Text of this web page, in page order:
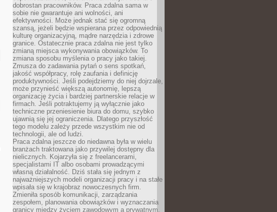
dobrostan pracowników. Praca zdalna sama w
sobie nie gwarantuje ani wolności, ani
efektywności. Może jednak stać się ogromną
szansą, jeżeli będzie wspierana przez odpowiednią
kulturę organizacyjną, mądre narzędzia i zdrowe
granice. Ostatecznie praca zdalna nie jest tylko
zmianą miejsca wykonywania obowiązków. To
zmiana sposobu myślenia o pracy jako takiej.
Zmusza do zadawania pytań o sens spotkań,
jakość współpracy, rolę zaufania i definicję
produktywności. Jeśli podejdziemy do niej dojrzale,
może przynieść większą autonomię, lepszą
organizację życia i bardziej partnerskie relacje w
firmach. Jeśli potraktujemy ją wyłącznie jako
techniczne przeniesienie biura do domu, szybko
ujawnią się jej ograniczenia. Dlatego przyszłość
tego modelu zależy przede wszystkim nie od
technologii, ale od ludzi.
Praca zdalna jeszcze do niedawna była w wielu
branżach traktowana jako przywilej dostępny dla
nielicznych. Kojarzyła się z freelancerami,
specjalistami IT albo osobami prowadzącymi
własną działalność. Dziś stała się jednym z
najważniejszych modeli organizacji pracy i na stałe
wpisała się w krajobraz nowoczesnych firm.
Zmieniła sposób komunikacji, zarządzania
zespołem, planowania obowiązków i wyznaczania
granicy między życiem zawodowym a prywatnym.